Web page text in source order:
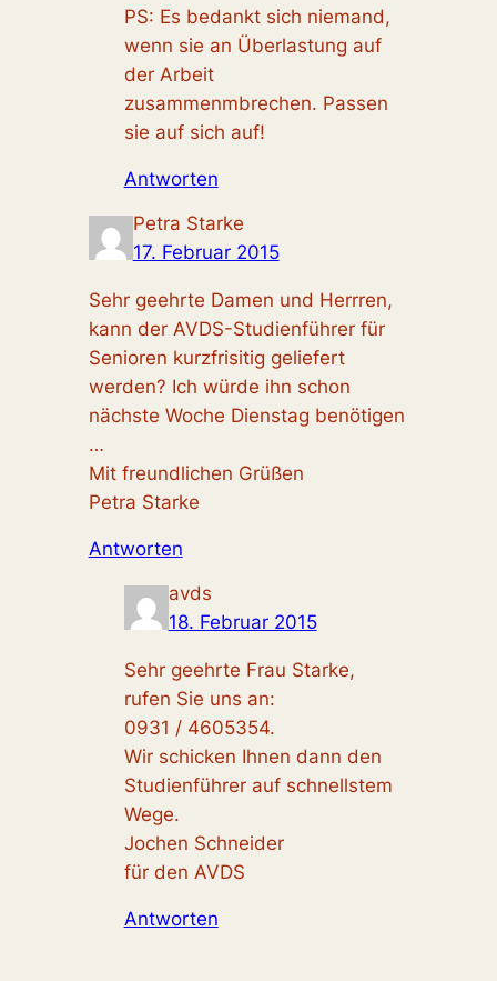
PS: Es bedankt sich niemand,
wenn sie an Überlastung auf
der Arbeit
zusammenmbrechen. Passen
sie auf sich auf!
Antworten
Petra Starke
17. Februar 2015
Sehr geehrte Damen und Herrren,
kann der AVDS-Studienführer für
Senioren kurzfrisitig geliefert
werden? Ich würde ihn schon
nächste Woche Dienstag benötigen
…
Mit freundlichen Grüßen
Petra Starke
Antworten
avds
18. Februar 2015
Sehr geehrte Frau Starke,
rufen Sie uns an:
0931 / 4605354.
Wir schicken Ihnen dann den
Studienführer auf schnellstem
Wege.
Jochen Schneider
für den AVDS
Antworten